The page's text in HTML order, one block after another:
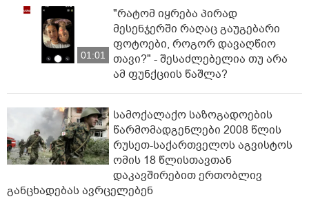
01:01
"რატომ იყრება პირად
მესენჯერში რაღაც გაუგებარი
ფოტოები, როგორ დავაღწიო
თავი?" - შესაძლებელია თუ არა
ამ ფუნქციის წაშლა?
სამოქალაქო საზოგადოების
წარმომადგენლები 2008 წლის
რუსეთ-საქართველოს აგვისტოს
ომის 18 წლისთავთან
დაკავშირებით ერთობლივ
განცხადებას ავრცელებენ